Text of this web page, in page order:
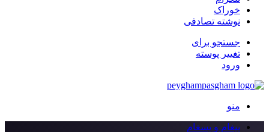
خوراک
نوشته تصادفی
جستجو برای
تغییر پوسته
ورود
منو
پیغام و پسغام